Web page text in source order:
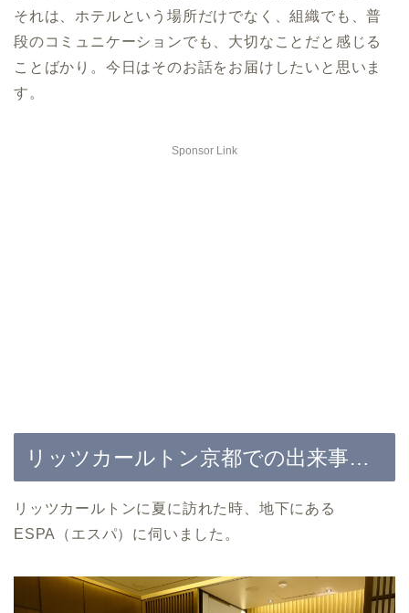
それは、ホテルという場所だけでなく、組織でも、普
段のコミュニケーションでも、大切なことだと感じる
ことばかり。今日はそのお話をお届けしたいと思いま
す。
Sponsor Link
リッツカールトン京都での出来事…
リッツカールトンに夏に訪れた時、地下にある
ESPA（エスパ）に伺いました。